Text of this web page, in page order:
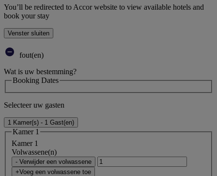
You’ll be redirected to Accor website to view available hotels and
book your stay
Venster sluiten
fout(en)
Wat is uw bestemming?
Booking Dates
Selecteer uw gasten
1 Kamer(s) - 1 Gast(en)
Kamer 1
Kamer 1
Volwassene(n)
- Verwijder een volwassene
+Voeg een volwassene toe